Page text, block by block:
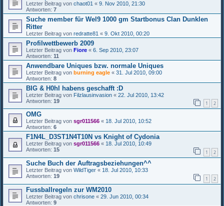
Letzter Beitrag von chaot01 « 9. Nov 2010, 21:30
Antworten: 7
Suche member für Wel9 1000 gm Startbonus Clan Dunklen
Ritter
Letzter Beitrag von redratte81 « 9. Okt 2010, 00:20
Profilwettbewerb 2009
Letzter Beitrag von Fiore « 6. Sep 2010, 23:07
Antworten: 11
Anwendbare Uniques bzw. normale Uniques
Letzter Beitrag von burning eagle « 31. Jul 2010, 09:00
Antworten: 8
BIG & H0hl habens geschafft :D
Letzter Beitrag von Filzlausinvasion « 22. Jul 2010, 13:42
Antworten: 19 1 2
OMG
Letzter Beitrag von sgr011566 « 18. Jul 2010, 10:52
Antworten: 6
F1N4L_D3ST1N4T10N vs Knight of Cydonia
Letzter Beitrag von sgr011566 « 18. Jul 2010, 10:49
Antworten: 15 1 2
Suche Buch der Auftragsbeziehungen^^
Letzter Beitrag von WildTiger « 18. Jul 2010, 10:33
Antworten: 19 1 2
Fussballregeln zur WM2010
Letzter Beitrag von chrisone « 29. Jun 2010, 00:34
Antworten: 9